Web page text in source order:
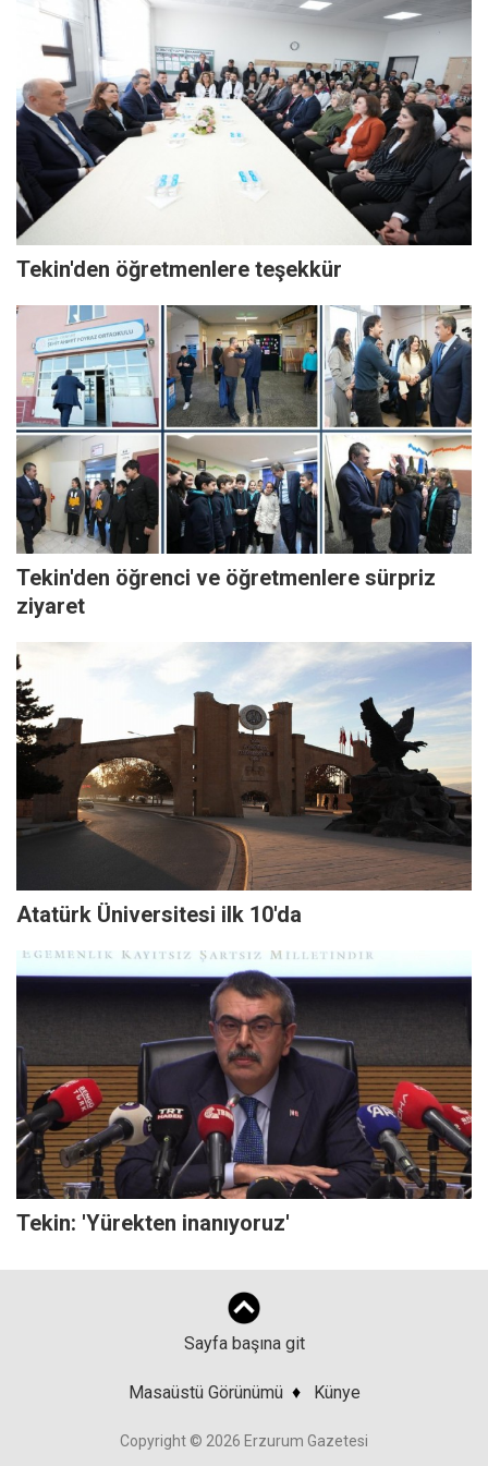
Tekin'den öğretmenlere teşekkür
Tekin'den öğrenci ve öğretmenlere sürpriz
ziyaret
Atatürk Üniversitesi ilk 10'da
Tekin: 'Yürekten inanıyoruz'
Sayfa başına git
Masaüstü Görünümü ♦ Künye
Copyright © 2026 Erzurum Gazetesi